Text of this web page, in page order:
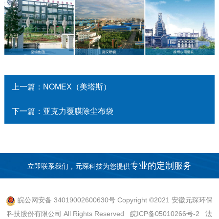
上一篇：NOMEX（美塔斯）
下一篇：亚克力覆膜除尘布袋
立即联系我们，元琛科技为您提供专业的定制服务
皖公网安备 34019002600630号 Copyright ©2021 安徽元琛环保
科技股份有限公司 All Rights Reserved 皖ICP备05010266号-2 法